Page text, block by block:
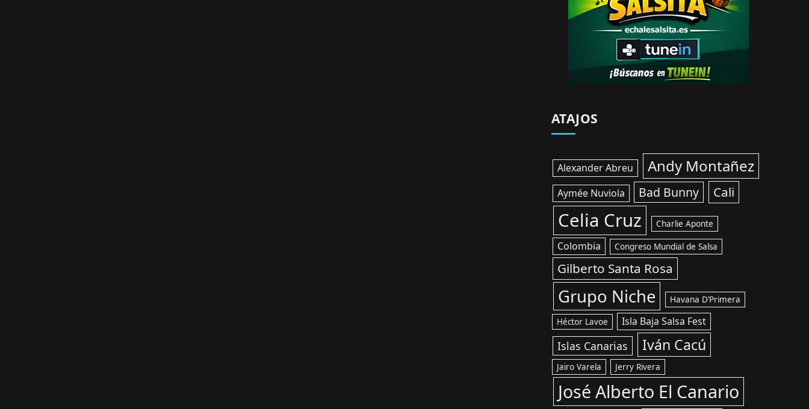
ATAJOS
Alexander Abreu Andy Montañez
Aymée Nuviola Bad Bunny Cali
Celia Cruz Charlie Aponte
Colombia Congreso Mundial de Salsa
Gilberto Santa Rosa
Grupo Niche Havana D’Primera
Héctor Lavoe Isla Baja Salsa Fest
Islas Canarias Iván Cacú
Jairo Varela Jerry Rivera
José Alberto El Canario